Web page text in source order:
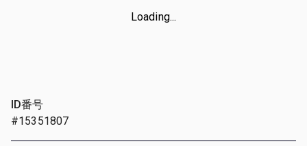
Loading...
ID番号
#15351807